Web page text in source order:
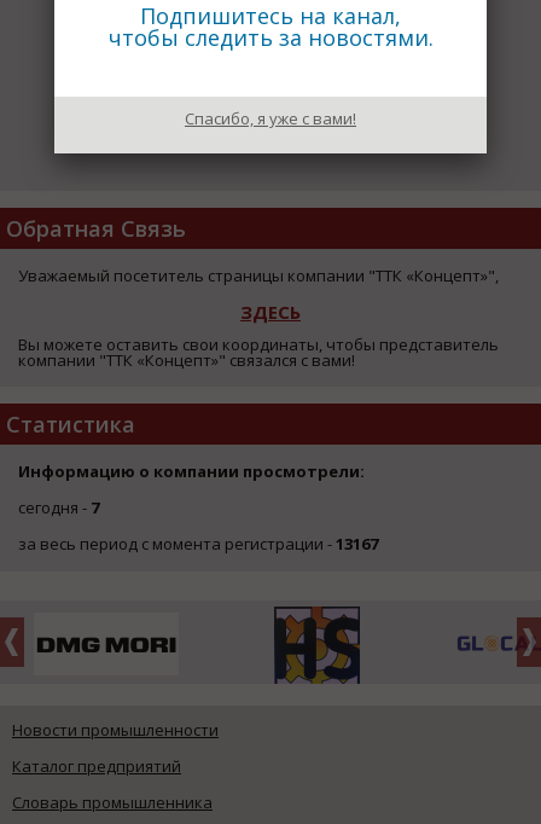
Обратная Связь
Уважаемый посетитель страницы компании "ТТК «Концепт»",
ЗДЕСЬ
Вы можете оставить свои координаты, чтобы представитель
компании "ТТК «Концепт»" связался с вами!
Статистика
Информацию о компании просмотрели:
сегодня - 7
за весь период с момента регистрации -13167
Новости промышленности
Каталог предприятий
Словарь промышленника
Подпишитесь на канал,
чтобы следить за новостями.
Спасибо, я уже с вами!